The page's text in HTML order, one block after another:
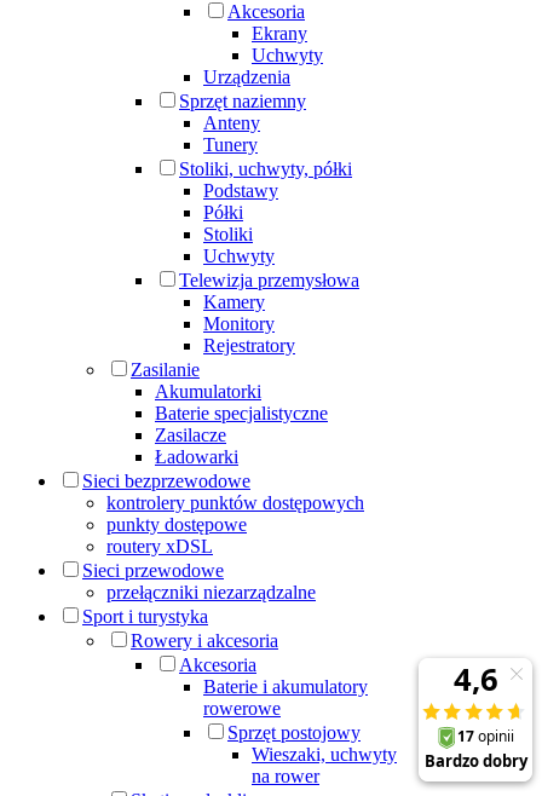
Akcesoria
Ekrany
Uchwyty
Urządzenia
Sprzęt naziemny
Anteny
Tunery
Stoliki, uchwyty, półki
Podstawy
Półki
Stoliki
Uchwyty
Telewizja przemysłowa
Kamery
Monitory
Rejestratory
Zasilanie
Akumulatorki
Baterie specjalistyczne
Zasilacze
Ładowarki
Sieci bezprzewodowe
kontrolery punktów dostępowych
punkty dostępowe
routery xDSL
Sieci przewodowe
przełączniki niezarządzalne
Sport i turystyka
Rowery i akcesoria
Akcesoria
Baterie i akumulatory
rowerowe
Sprzęt postojowy
Wieszaki, uchwyty
na rower